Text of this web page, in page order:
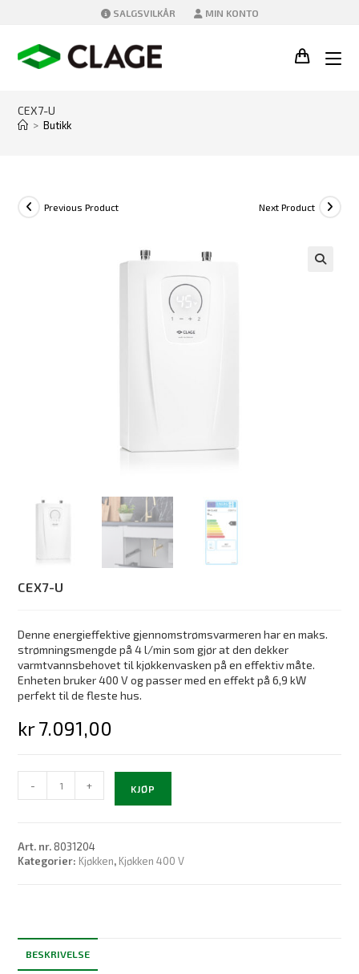
SALGSVILKÅR MIN KONTO
CEX7-U
> Butikk
Previous Product Next Product
CEX7-U
Denne energieffektive gjennomstrømsvarmeren har en maks.
strømningsmengde på 4 l/min som gjør at den dekker
varmtvannsbehovet til kjøkkenvasken på en effektiv måte.
Enheten bruker 400 V og passer med en effekt på 6,9 kW
perfekt til de fleste hus.
kr7.091,00
- + KJØP
Art. nr. 8031204
Kategorier: Kjøkken, Kjøkken 400 V
BESKRIVELSE